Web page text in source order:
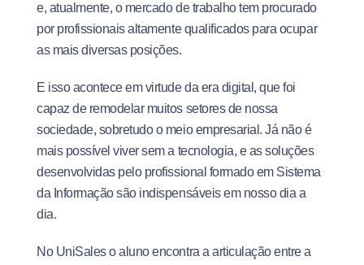
e, atualmente, o mercado de trabalho tem procurado
por profissionais altamente qualificados para ocupar
as mais diversas posições.
E isso acontece em virtude da era digital, que foi
capaz de remodelar muitos setores de nossa
sociedade, sobretudo o meio empresarial. Já não é
mais possível viver sem a tecnologia, e as soluções
desenvolvidas pelo profissional formado em Sistema
da Informação são indispensáveis em nosso dia a
dia.
No UniSales o aluno encontra a articulação entre a